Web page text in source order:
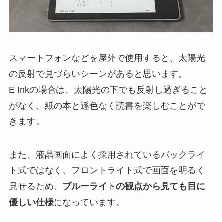
スマートフォンなどを屋外で使用すると、太陽光
の反射で見づらいシーンがあると思います。
E Inkの場合は、太陽光の下でも反射し過ぎること
がなく、紙の本と遜色なく読書を楽しむことがで
きます。
また、液晶画面によく採用されているバックライ
ト式ではなく、フロントライト式で画面を明るく
見せるため、 ブルーライトの観点から見ても目に
優しい仕様になっています。